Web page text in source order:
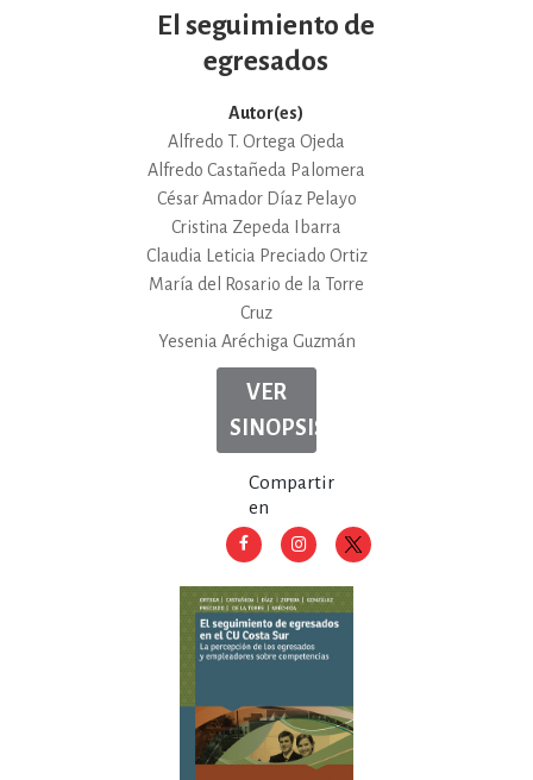
El seguimiento de
egresados
Autor(es)
Alfredo T. Ortega Ojeda
Alfredo Castañeda Palomera
César Amador Díaz Pelayo
Cristina Zepeda Ibarra
Claudia Leticia Preciado Ortiz
María del Rosario de la Torre
Cruz
Yesenia Aréchiga Guzmán
VER
SINOPSIS
Compartir
en